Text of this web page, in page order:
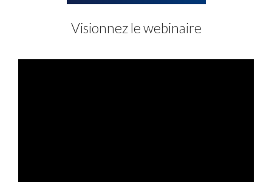
Visionnez le webinaire